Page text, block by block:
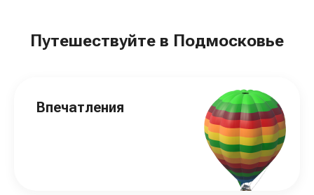
Путешествуйте в Подмосковье
Впечатления